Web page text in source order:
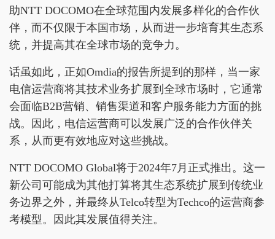
助NTT DOCOMO在全球范围内发展多样化的合作伙
伴，而不仅限于本国市场，从而进一步培育其生态系
统，并提高其在全球市场的竞争力。
话虽如此，正如Omdia的报告所提到的那样，当一家
电信运营商将其技术业务扩展到全球市场时，它通常
会面临B2B营销、销售渠道和客户服务能力方面的挑
战。因此，电信运营商可以发展广泛的合作伙伴关
系，从而更有效地应对这些挑战。
NTT DOCOMO Global将于2024年7月正式推出。这一
新公司可能成为其他打算将其生态系统扩展到传统业
务边界之外，并最终从Telco转型为Techco的运营商参
考模型。因此其发展值得关注。